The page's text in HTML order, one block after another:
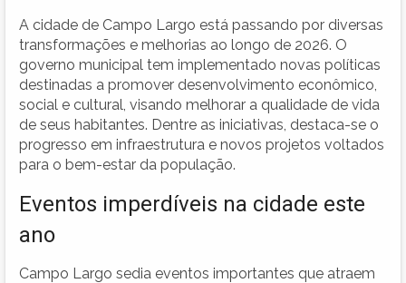
A cidade de Campo Largo está passando por diversas
transformações e melhorias ao longo de 2026. O
governo municipal tem implementado novas políticas
destinadas a promover desenvolvimento econômico,
social e cultural, visando melhorar a qualidade de vida
de seus habitantes. Dentre as iniciativas, destaca-se o
progresso em infraestrutura e novos projetos voltados
para o bem-estar da população.
Eventos imperdíveis na cidade este
ano
Campo Largo sedia eventos importantes que atraem